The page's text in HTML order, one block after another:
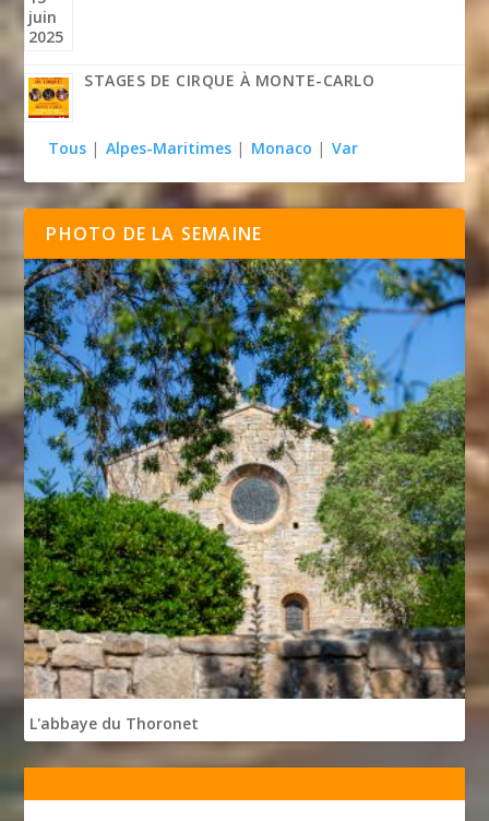
STAGES DE CIRQUE À MONTE-CARLO
Tous | Alpes-Maritimes | Monaco | Var
PHOTO DE LA SEMAINE
L'abbaye du Thoronet